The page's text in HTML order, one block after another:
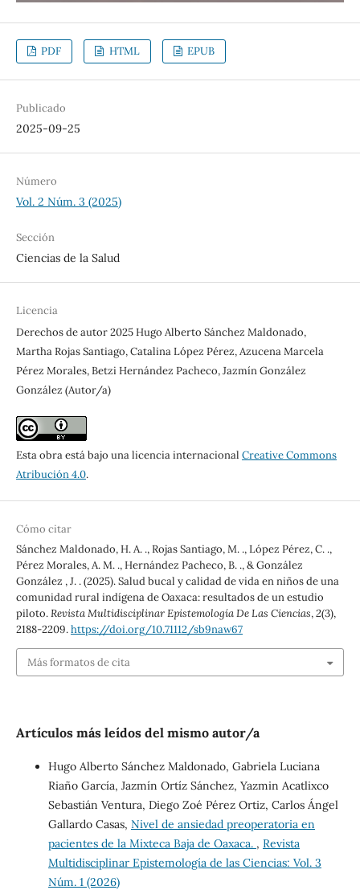
PDF HTML EPUB
Publicado
2025-09-25
Número
Vol. 2 Núm. 3 (2025)
Sección
Ciencias de la Salud
Licencia
Derechos de autor 2025 Hugo Alberto Sánchez Maldonado,
Martha Rojas Santiago, Catalina López Pérez, Azucena Marcela
Pérez Morales, Betzi Hernández Pacheco, Jazmín González
González (Autor/a)
Esta obra está bajo una licencia internacional Creative Commons
Atribución 4.0.
Cómo citar
Sánchez Maldonado, H. A. ., Rojas Santiago, M. ., López Pérez, C. .,
Pérez Morales, A. M. ., Hernández Pacheco, B. ., & González
González , J. . (2025). Salud bucal y calidad de vida en niños de una
comunidad rural indígena de Oaxaca: resultados de un estudio
piloto.Revista Multidisciplinar Epistemología De Las Ciencias,2(3),
2188-2209.https://doi.org/10.71112/sb9naw67
Más formatos de cita
Artículos más leídos del mismo autor/a
Hugo Alberto Sánchez Maldonado, Gabriela Luciana
Riaño García, Jazmín Ortíz Sánchez, Yazmin Acatlixco
Sebastián Ventura, Diego Zoé Pérez Ortiz, Carlos Ángel
Gallardo Casas, Nivel de ansiedad preoperatoria en
pacientes de la Mixteca Baja de Oaxaca. , Revista
Multidisciplinar Epistemología de las Ciencias: Vol. 3
Núm. 1 (2026)